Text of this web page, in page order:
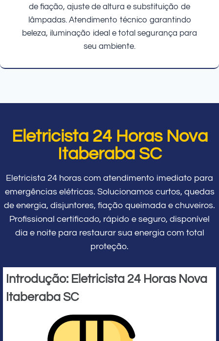
de fiação, ajuste de altura e substituição de
lâmpadas. Atendimento técnico garantindo
beleza, iluminação ideal e total segurança para
seu ambiente.
Eletricista 24 Horas Nova
Itaberaba SC
Eletricista 24 horas com atendimento imediato para
emergências elétricas. Solucionamos curtos, quedas
de energia, disjuntores, fiação queimada e chuveiros.
Profissional certificado, rápido e seguro, disponível
dia e noite para restaurar sua energia com total
proteção.
Introdução: Eletricista 24 Horas Nova
Itaberaba SC